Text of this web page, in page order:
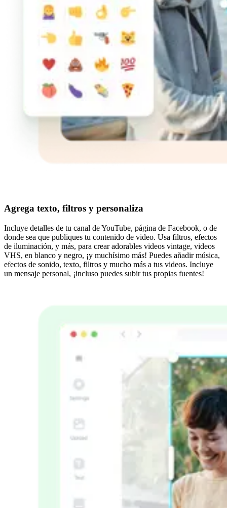
Agrega texto, filtros y personaliza
Incluye detalles de tu canal de YouTube, página de Facebook, o de
donde sea que publiques tu contenido de video. Usa filtros, efectos
de iluminación, y más, para crear adorables videos vintage, videos
VHS, en blanco y negro, ¡y muchísimo más! Puedes añadir música,
efectos de sonido, texto, filtros y mucho más a tus videos. Incluye
un mensaje personal, ¡incluso puedes subir tus propias fuentes!